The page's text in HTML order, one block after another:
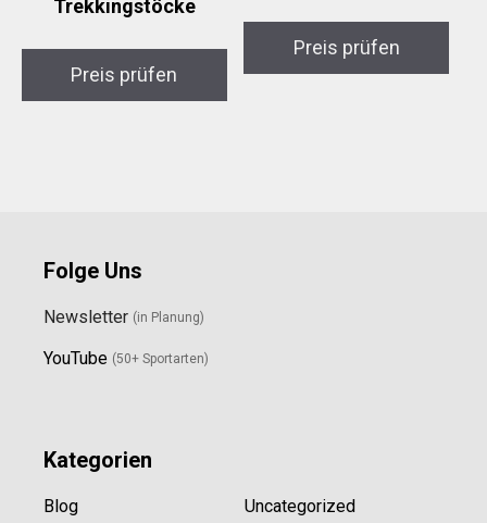
Trekkingstöcke
Preis prüfen
Preis prüfen
Folge Uns
Newsletter (in Planung)
YouTube (50+ Sportarten)
Kategorien
Blog Uncategorized